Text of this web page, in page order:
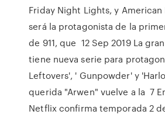
Friday Night Lights, y
será la protagonista de la
de 911, que 12 Sep 2019 La
tiene nueva serie para
Leftovers', ' Gunpowder' y
querida "Arwen" vuelve a la 7
Netflix confirma temporada 2